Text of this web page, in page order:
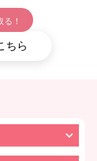
！
ちら